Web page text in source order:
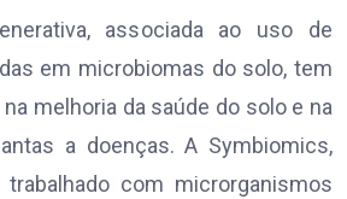
associada ao uso de
em microbiomas do solo, tem
melhoria da saúde do solo e na
a doenças. A Symbiomics,
com microrganismos